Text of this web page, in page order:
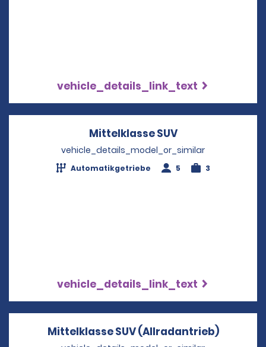
vehicle_details_link_text
Mittelklasse SUVOpens in a new
vehicle_details_model_or_similar
Automatikgetriebe 5 3
vehicle_details_link_text
Mittelklasse SUV (Allradantrieb)Opens